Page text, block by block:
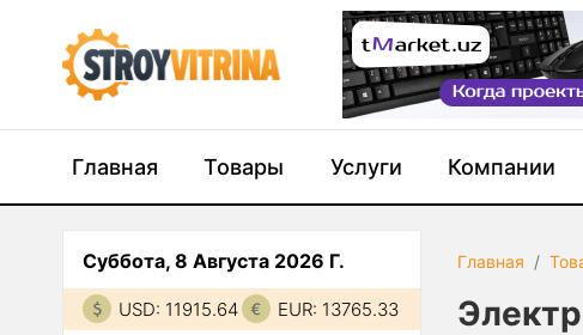
Главная Товары Услуги Компании
Главная
Суббота, 8 Августа 2026 Г.
USD: 11915.64 EUR: 13765.33